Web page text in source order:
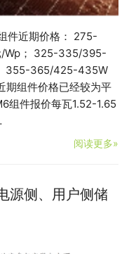
件近期价格： 275-
/Wp； 325-335/395-
355-365/425-435W
期组件价格已经较为平
组件报价每瓦1.52-1.65
阅读更多»
源侧、用户侧储